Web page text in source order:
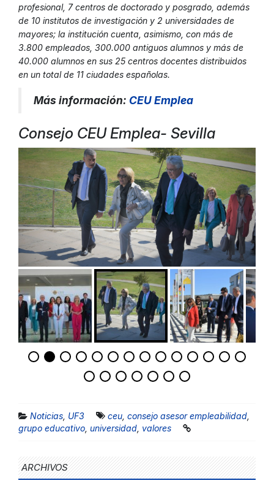
profesional, 7 centros de doctorado y posgrado, además
de 10 institutos de investigación y 2 universidades de
mayores; la institución cuenta, asimismo, con más de
3.800 empleados, 300.000 antiguos alumnos y más de
40.000 alumnos en sus 25 centros docentes distribuidos
en un total de 11 ciudades españolas.
Más información: CEU Emplea
Consejo CEU Emplea- Sevilla
Noticias, UF3 ceu, consejo asesor empleabilidad,
grupo educativo, universidad, valores
ARCHIVOS